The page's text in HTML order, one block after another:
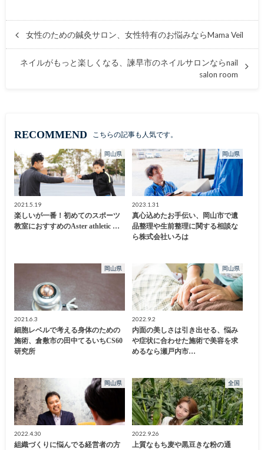
女性のための鍼灸サロン、女性特有のお悩みならMama Veil
ネイルがもっと楽しくなる、諫早市のネイルサロンならnail
salon room
RECOMMEND こちらの記事も人気です。
岡山県
2021.5.19
楽しいが一番！初めてのスポーツ
教室におすすめのAster athletic …
岡山県
2023.1.31
真心込めたお手伝い、岡山市で遺
品整理や生前整理に関する相談な
ら株式会社いろは
岡山県
2021.6.3
細胞レベルで考える身体のための
施術、倉敷市の田中てるいちCS60
研究所
岡山県
2022.9.2
内面の美しさは引き出せる、悩み
や症状に合わせた施術で美容を求
めるなら瀬戸内市…
岡山県
2022.4.30
組織づくりに悩んでる経営者の方
全国
2022.9.26
上質なもち麦や黒豆きな粉の通